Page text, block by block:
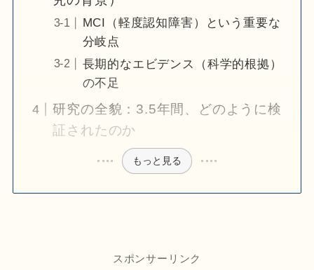
MCI（軽度認知障害）という重要な
分岐点
長期的なエビデンス（科学的根拠）
の不足
研究の全貌：3.5年間、どのように検
証されたのか
もっと見る
スポンサーリンク